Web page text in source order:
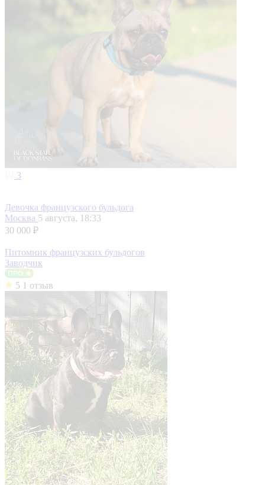
3
Девочка французского бульдога
Москва 5 августа, 18:33
30 000 ₽
Питомник французских бульдогов
Заводчик
5 1 отзыв